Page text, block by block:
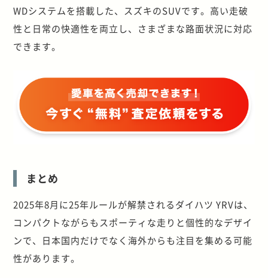
WDシステムを搭載した、スズキのSUVです。高い走破
性と日常の快適性を両立し、さまざまな路面状況に対応
できます。
まとめ
2025年8月に25年ルールが解禁されるダイハツ YRVは、
コンパクトながらもスポーティな走りと個性的なデザイ
ンで、日本国内だけでなく海外からも注目を集める可能
性があります。